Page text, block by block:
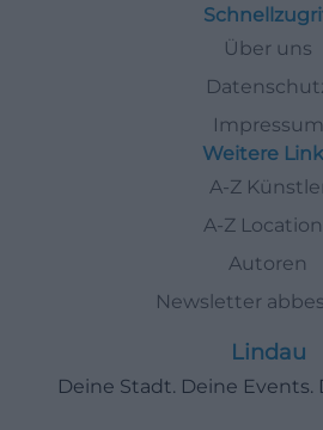
Über uns
Impressum
Weitere
A-Z
A-Z
Autoren
Newsletter
Lindau
Deine Stadt. Deine